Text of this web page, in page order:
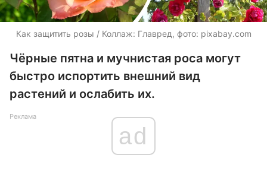
Как защитить розы / Коллаж: Главред, фото: pixabay.com
Чёрные пятна и мучнистая роса могут
быстро испортить внешний вид
растений и ослабить их.
Реклама
ad